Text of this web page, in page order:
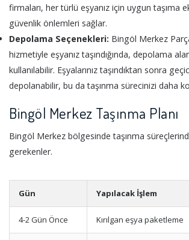
firmaları, her türlü eşyanız için uygun taşıma
güvenlik önlemleri sağlar.
Depolama Seçenekleri: Bingöl Merkez
hizmetiyle eşyanız taşındığında, depolama
kullanılabilir. Eşyalarınız taşındıktan sonra
depolanabilir, bu da taşınma sürecinizi daha
Bingöl Merkez Taşınma Planı
Bingöl Merkez bölgesinde taşınma
gerekenler.
Gün Yapılacak İşlem
4-2 Gün Önce Kırılgan eşya paketleme